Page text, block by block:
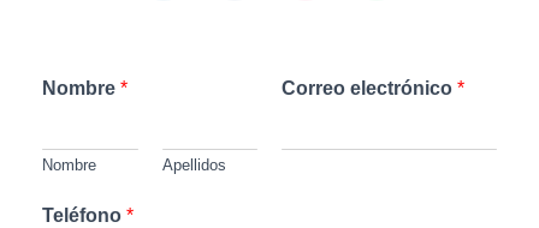
Nombre *
Nombre Apellidos
Correo electrónico *
Teléfono *